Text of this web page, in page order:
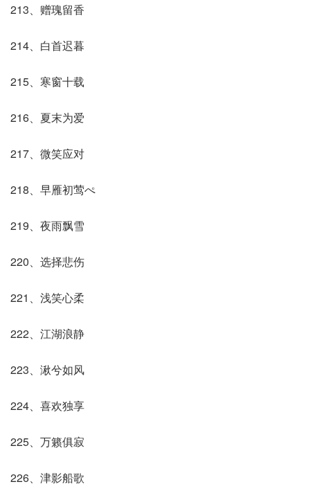
213、赠瑰留香
214、白首迟暮
215、寒窗十载
216、夏末为爱
217、微笑应对
218、早雁初莺ぺ
219、夜雨飘雪
220、选择悲伤
221、浅笑心柔
222、江湖浪静
223、湫兮如风
224、喜欢独享
225、万籁俱寂
226、津影船歌